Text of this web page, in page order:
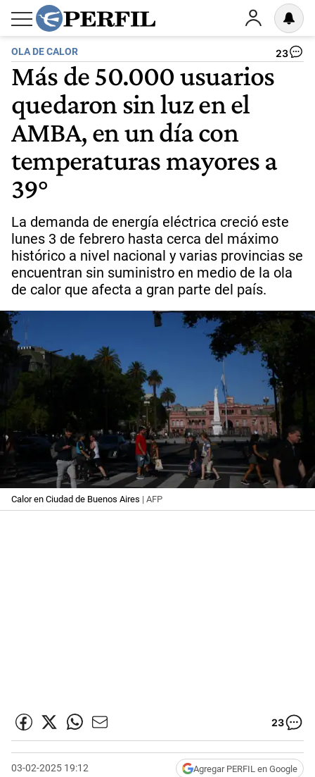
OLA DE CALOR 23
Más de 50.000 usuarios
quedaron sin luz en el
AMBA, en un día con
temperaturas mayores a
39°
La demanda de energía eléctrica creció este
lunes 3 de febrero hasta cerca del máximo
histórico a nivel nacional y varias provincias se
encuentran sin suministro en medio de la ola
de calor que afecta a gran parte del país.
Calor en Ciudad de Buenos Aires | AFP
23
03-02-2025 19:12 Agregar PERFIL en Google